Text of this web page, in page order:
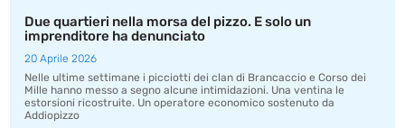
Due quartieri nella morsa del pizzo. E solo un
imprenditore ha denunciato
20 Aprile 2026
Nelle ultime settimane i picciotti dei clan di Brancaccio e Corso dei
Mille hanno messo a segno alcune intimidazioni. Una ventina le
estorsioni ricostruite. Un operatore economico sostenuto da
Addiopizzo